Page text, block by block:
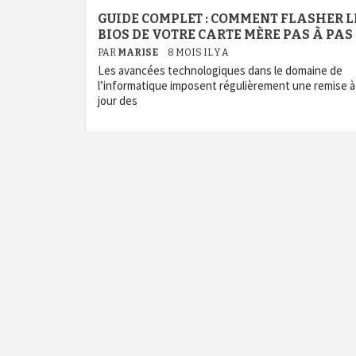
GUIDE COMPLET : COMMENT FLASHER
BIOS DE VOTRE CARTE MÈRE PAS À PAS
PAR MARISE 8 MOIS IL Y A
Les avancées technologiques dans le domaine de
l’informatique imposent régulièrement une remise à
jour des